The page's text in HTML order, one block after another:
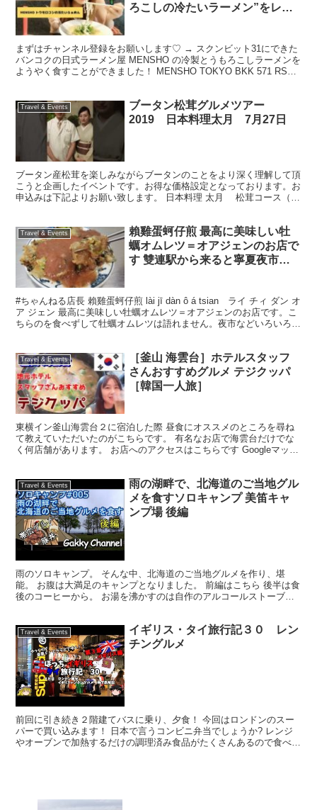
ろこしの冷たいラーメン”をレビ
まずはチャンネル登録をお願いします♡ → スクンビット31にできた
バンコクの日式ラーメン屋 MENSHO の冷製とうもろこしラーメンを
ようやく食すことができました！ MENSHO TOKYO BKK 571 RSU
Travel & Events
ブータン松茸グルメツアー
2019 日本料理太月 7月27日
ブータン産松茸を楽しみながらブータンのことをより深く理解して頂
こうと企画したイベントです。お得な価格設定となっております。お
申込みは下記よりお願い致します。 日本料理 太月 松茸コース（ド
Travel & Events
賴雞蛋蚵仔煎 最高に美味しい牡
蠣オムレツ＝オアジェンのお店で
す 雙連駅から来ると寧夏夜市の
ません
#ちゃんねる店長 賴雞蛋蚵仔煎 lài jī dàn ô á tsian ライ チィ ダン オ
ア ジェン 最高に美味しい牡蠣オムレツ＝オアジェンのお店です。こ
ちらのを食べずして牡蠣オムレツは語れません。夜市などいろいろな
Travel & Events
［釜山 海雲台］ホテルスタッフ
さんおすすめグルメ テジクッパ
［韓国一人旅］
東横イン釜山海雲台２に宿泊した際 昼食にオススメのところを尋ね
て教えていただいたのがこちらです。 有名なお店で海雲台だけでな
く何店舗があります。 お店へのアクセスはこちらです Googleマッ
Travel & Events
雨の湖畔で、北海道のご当地グル
メを食すソロキャンプ 美笛キャ
ンプ場 後編
雨のソロキャンプ。 そんな中、北海道のご当地グルメを作り、堪
能。 お腹は大満足のキャンプとなりました。 前編はこちら 後半は食
後のコーヒーから。 お湯を沸かすのは自作のアルコールストーブ。
Travel & Events
イギリス・タイ旅行記３０ レン
チングルメ
前回に引き続き２階建てバスに乗り、夕食！ 今回はロンドンのスー
パーで買い込みます！ 日本で言うコンビニ弁当でしょうか? レンジ
やオーブンで加熱するだけの調理済み食品がたくさんあるので食べて